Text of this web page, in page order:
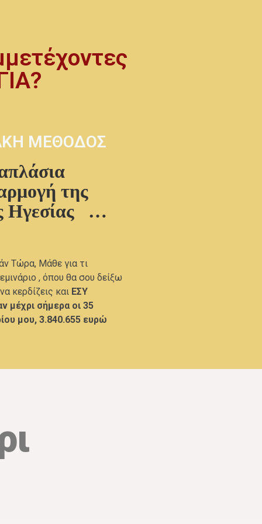
ΜΕΘΟΔΟΣ
της
Ηγεσίας …
Τώρα, Μάθε για τι
, όπου θα σου δείξω
κερδίζεις και ΕΣΥ
μέχρι σήμερα οι 35
μου, 3.840.655 ευρώ